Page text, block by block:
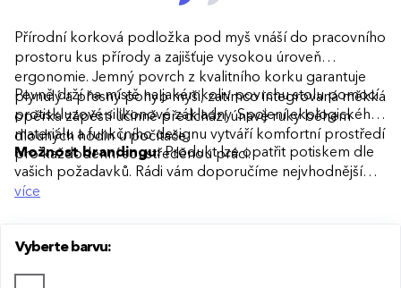
Přírodní korková podložka pod myš vnáší do pracovního
prostoru kus přírody a zajišťuje vysokou úroveň
ergonomie. Jemný povrch z kvalitního korku garantuje
plynulý a přesný pohyb myši, zatímco integrovaná měkká
opěrka zápěstí účinně předchází únavě ruky během
dlouhých hodin u počítače.
Pevně drží na místě na jakémkoliv povrchu stolu pomocí
protiskluzové silikonové základny. Spojení ekologického
materiálu a funkčního designu vytváří komfortní prostředí
pro každodenní soustředěnou práci.
Možnost brandingu:Produkt lze opatřit potiskem dle
vašich požadavků. Rádi vám doporučíme nejvhodnější
technologii potisku s ohledem na design i váš rozpočet.
více
Vyberte barvu: